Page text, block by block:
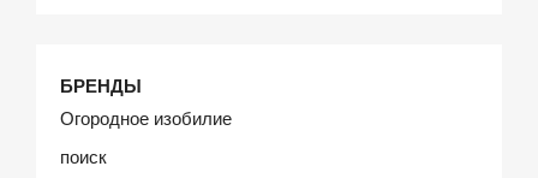
БРЕНДЫ
Огородное изобилие
поиск